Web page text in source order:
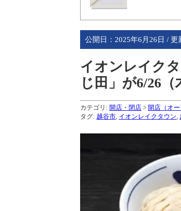
公開日： 2025年6月26日 / 更
イオンレイク
じ田」が6/26
カテゴリ: 開店・閉店 > 開店（オー
タグ: 越谷市 イオンレイクタウン